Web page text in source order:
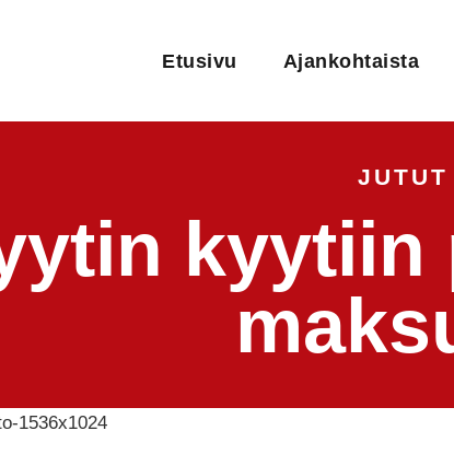
Etusivu Ajankohtaista
JUTUT
kyytiin